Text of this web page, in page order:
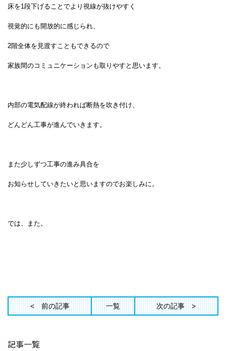
床を1段下げることでより視線が抜けやすく
視覚的にも開放的に感じられ、
2階全体を見渡すこともできるので
家族間のコミュニケーションも取りやすと思います。
内部の電気配線が終われば断熱を吹き付け、
どんどん工事が進んでいきます。
また少しずつ工事の進み具合を
お知らせしていきたいと思いますのでお楽しみに。
では、また。
前の記事 一覧 次の記事
記事一覧